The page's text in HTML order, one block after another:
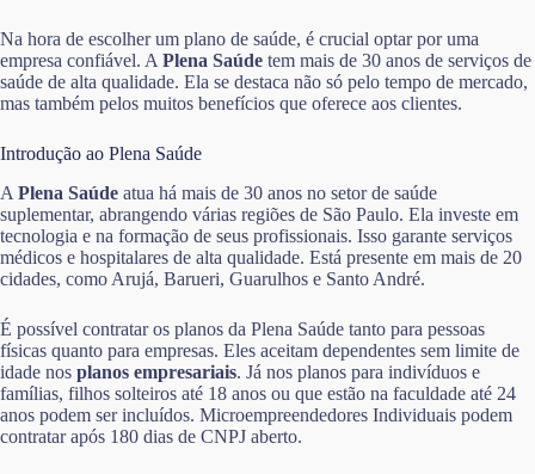
Na hora de escolher um plano de saúde, é crucial optar por uma
empresa confiável. A Plena Saúde tem mais de 30 anos de serviços de
saúde de alta qualidade. Ela se destaca não só pelo tempo de mercado,
mas também pelos muitos benefícios que oferece aos clientes.
Introdução ao Plena Saúde
A Plena Saúde atua há mais de 30 anos no setor de saúde
suplementar, abrangendo várias regiões de São Paulo. Ela investe em
tecnologia e na formação de seus profissionais. Isso garante serviços
médicos e hospitalares de alta qualidade. Está presente em mais de 20
cidades, como Arujá, Barueri, Guarulhos e Santo André.
É possível contratar os planos da Plena Saúde tanto para pessoas
físicas quanto para empresas. Eles aceitam dependentes sem limite de
idade nos planos empresariais. Já nos planos para indivíduos e
famílias, filhos solteiros até 18 anos ou que estão na faculdade até 24
anos podem ser incluídos. Microempreendedores Individuais podem
contratar após 180 dias de CNPJ aberto.